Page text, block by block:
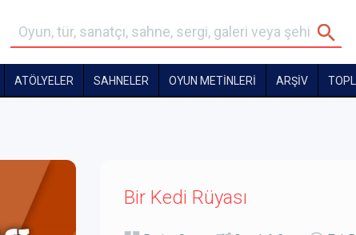
ATÖLYELER SAHNELER OYUN METİNLERİ ARŞİV
Bir Kedi Rüyası